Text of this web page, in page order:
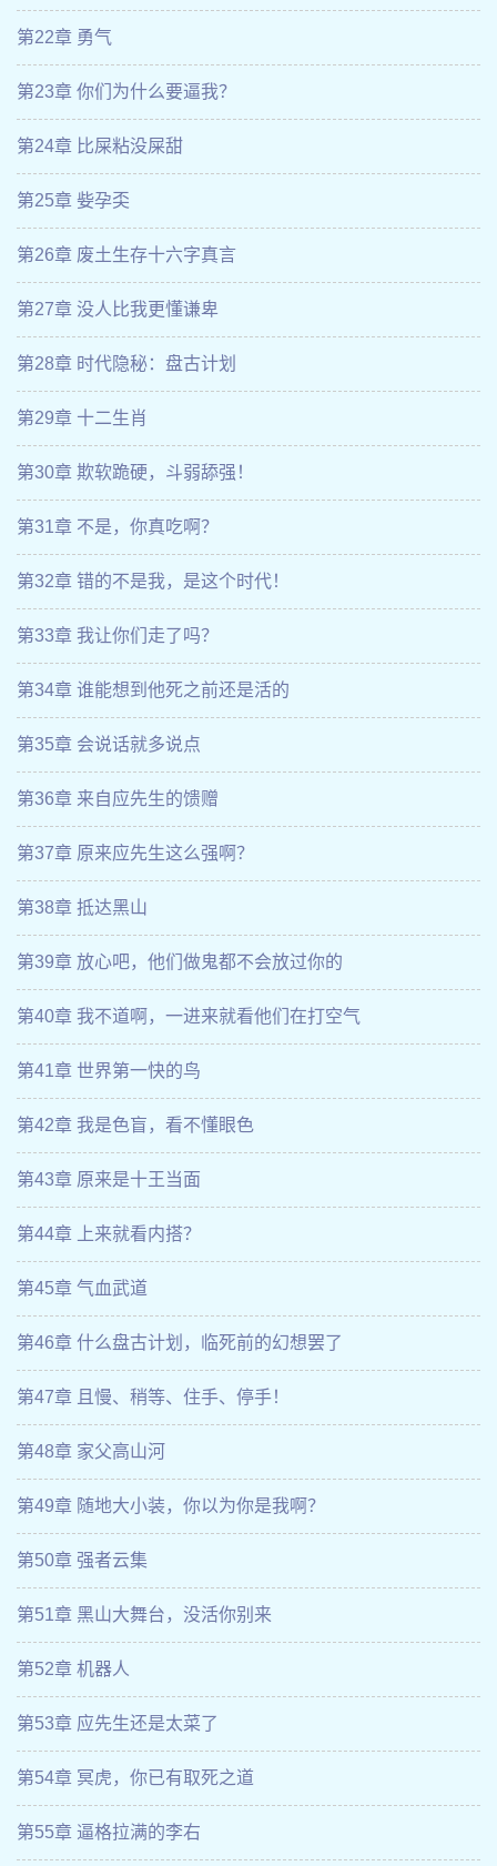
第22章 勇气
第23章 你们为什么要逼我？
第24章 比屎粘没屎甜
第25章 姕孕奀
第26章 废土生存十六字真言
第27章 没人比我更懂谦卑
第28章 时代隐秘：盘古计划
第29章 十二生肖
第30章 欺软跪硬，斗弱舔强！
第31章 不是，你真吃啊？
第32章 错的不是我，是这个时代！
第33章 我让你们走了吗？
第34章 谁能想到他死之前还是活的
第35章 会说话就多说点
第36章 来自应先生的馈赠
第37章 原来应先生这么强啊？
第38章 抵达黑山
第39章 放心吧，他们做鬼都不会放过你的
第40章 我不道啊，一进来就看他们在打空气
第41章 世界第一快的鸟
第42章 我是色盲，看不懂眼色
第43章 原来是十王当面
第44章 上来就看内搭？
第45章 气血武道
第46章 什么盘古计划，临死前的幻想罢了
第47章 且慢、稍等、住手、停手！
第48章 家父高山河
第49章 随地大小装，你以为你是我啊？
第50章 强者云集
第51章 黑山大舞台，没活你别来
第52章 机器人
第53章 应先生还是太菜了
第54章 冥虎，你已有取死之道
第55章 逼格拉满的李右